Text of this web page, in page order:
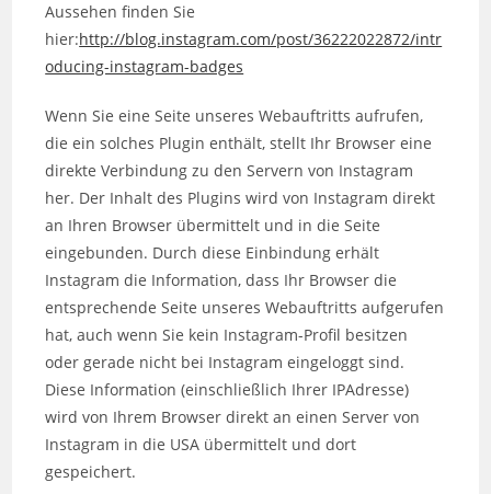
Aussehen finden Sie
hier:http://blog.instagram.com/post/36222022872/intr
oducing-instagram-badges
Wenn Sie eine Seite unseres Webauftritts aufrufen,
die ein solches Plugin enthält, stellt Ihr Browser eine
direkte Verbindung zu den Servern von Instagram
her. Der Inhalt des Plugins wird von Instagram direkt
an Ihren Browser übermittelt und in die Seite
eingebunden. Durch diese Einbindung erhält
Instagram die Information, dass Ihr Browser die
entsprechende Seite unseres Webauftritts aufgerufen
hat, auch wenn Sie kein Instagram-Profil besitzen
oder gerade nicht bei Instagram eingeloggt sind.
Diese Information (einschließlich Ihrer IPAdresse)
wird von Ihrem Browser direkt an einen Server von
Instagram in die USA übermittelt und dort
gespeichert.